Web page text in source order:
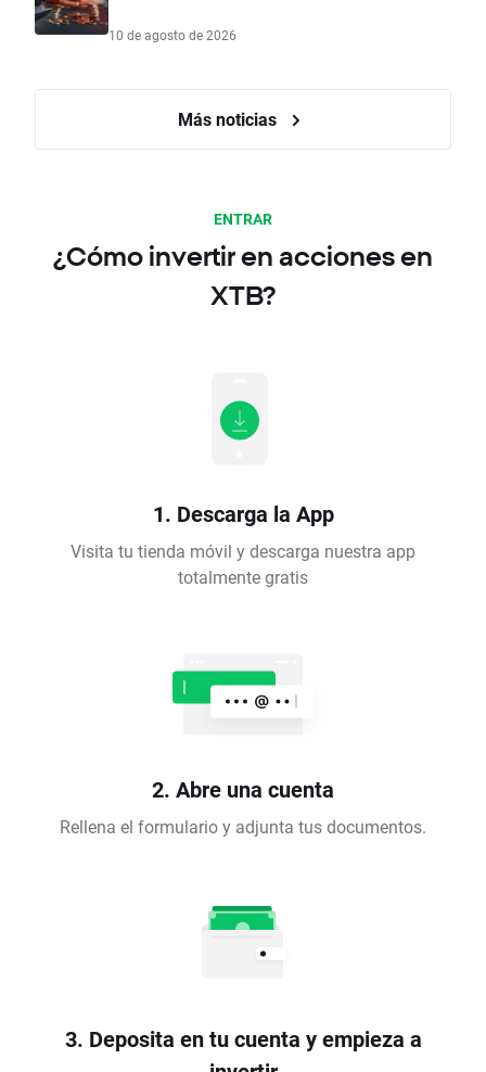
10 de agosto de 2026
Más noticias
ENTRAR
¿Cómo invertir en acciones en
XTB?
1. Descarga la App
Visita tu tienda móvil y descarga nuestra app
totalmente gratis
2. Abre una cuenta
Rellena el formulario y adjunta tus documentos.
3. Deposita en tu cuenta y empieza a